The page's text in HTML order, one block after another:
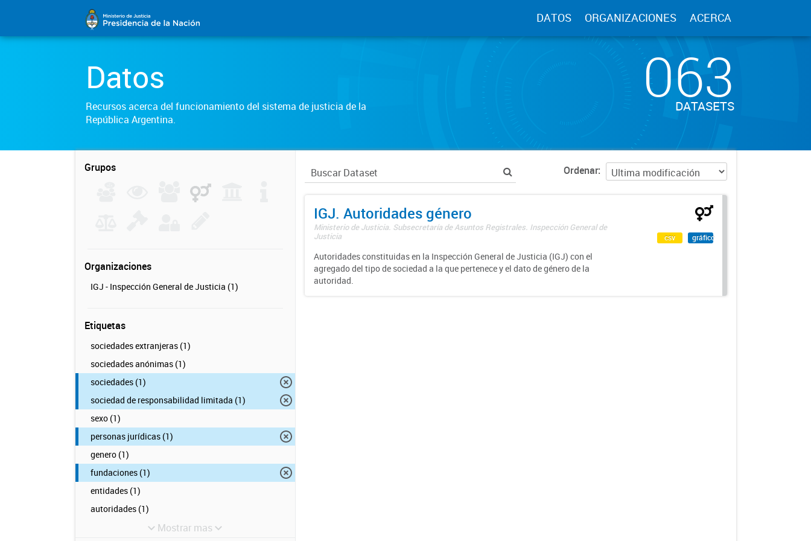
DATOS ORGANIZACIONES ACERCA
Datos
Recursos acerca del funcionamiento del sistema de justicia de la
República Argentina.
063
DATASETS
Grupos
Organizaciones
IGJ - Inspección General de Justicia (1)
Etiquetas
sociedades extranjeras (1)
sociedades anónimas (1)
sociedades (1)
sociedad de responsabilidad limitada (1)
sexo (1)
personas jurídicas (1)
genero (1)
fundaciones (1)
entidades (1)
autoridades (1)
Mostrar mas
Ordenar
IGJ. Autoridades género
Ministerio de Justicia. Subsecretaría de Asuntos Registrales. Inspección General de
Justicia
Autoridades constituidas en la Inspección General de Justicia (IGJ) con el
agregado del tipo de sociedad a la que pertenece y el dato de género de la
autoridad.
csv gráfico